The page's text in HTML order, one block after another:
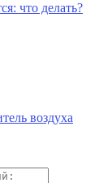
что делать?
воздуха